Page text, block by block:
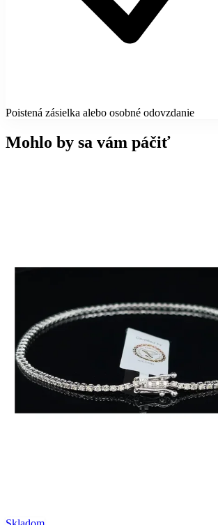
Poistená zásielka alebo osobné odovzdanie
Mohlo by sa vám páčiť